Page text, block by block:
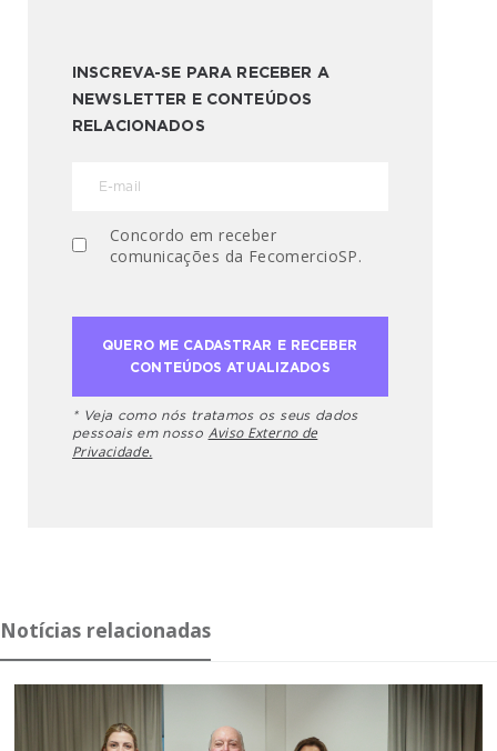
INSCREVA-SE PARA RECEBER A
NEWSLETTER E CONTEÚDOS
RELACIONADOS
Concordo em receber
comunicações da FecomercioSP.
* Veja como nós tratamos os seus dados
pessoais em nosso Aviso Externo de
Privacidade.
Notícias relacionadas